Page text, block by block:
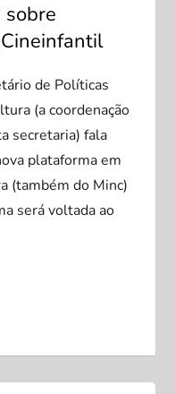
de Políticas
(a coordenação
secretaria) fala
plataforma em
(também do Minc)
será voltada ao